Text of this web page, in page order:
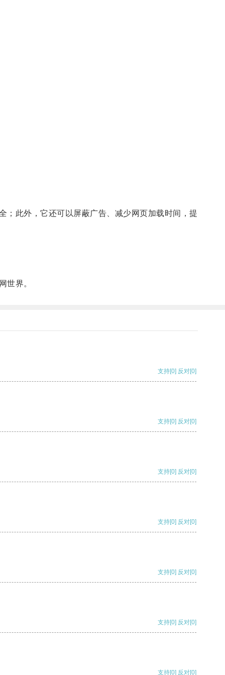
此外，它还可以屏蔽广告、减少网页加载时间，提
世界。
支持[0] 反对[0]
支持[0] 反对[0]
支持[0] 反对[0]
支持[0] 反对[0]
支持[0] 反对[0]
支持[0] 反对[0]
支持[0] 反对[0]